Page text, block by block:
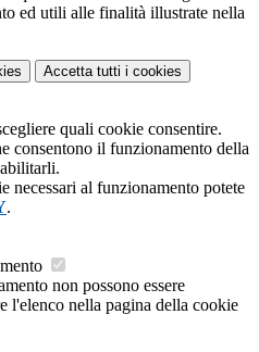
ed utili alle finalità illustrate nella
Accetta tutti i cookies
quali cookie consentire.
consentono il funzionamento della
necessari al funzionamento potete
.
non possono essere
l'elenco nella pagina della cookie